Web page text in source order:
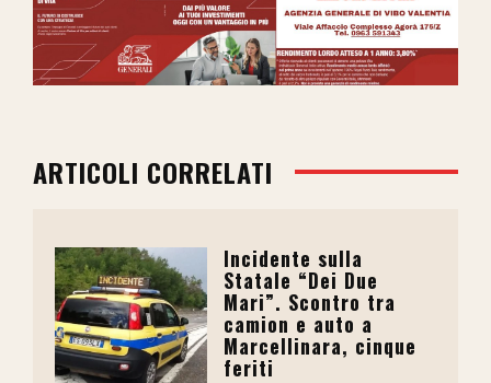
ARTICOLI CORRELATI
Incidente sulla
Statale “Dei Due
Mari”. Scontro tra
camion e auto a
Marcellinara, cinque
feriti